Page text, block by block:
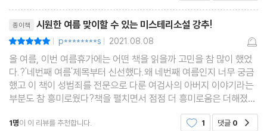
종이책 시원한 여름 맞이할 수 있는 미스테리소설 강추!
| p********s | 2021.08.08
올 여름, 이번 여름휴가에는 어떤 책을 읽을까 고민을 참 많이 했었
다.?'네번째 여름'제목부터 신선했다.왜 네번째 여름인지 너무 궁금
했고 이 책이 성범죄를 전문으로 다룬 여검사의 아버지 이야기라는
부분도 참 흥미로웠다?책을 펼치면서 점점 더 흥미로움은 더해졌
다.사건을 다루면 다룰수록 그 속에 숨겨진 과거들이 밝혀지고 주인
공들은 소설 속에서 존재할만한 인물이 아닌 실제
1명이 이 리뷰를 추천합니다. 1 댓글 0